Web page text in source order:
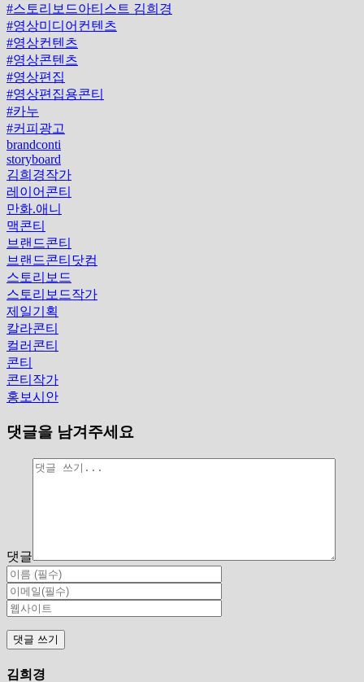
#스토리보드아티스트 김희경
#영상미디어컨텐츠
#영상컨텐츠
#영상콘텐츠
#영상편집
#영상편집용콘티
#카누
#커피광고
brandconti
storyboard
김희경작가
레이어콘티
만화.애니
맥콘티
브랜드콘티
브랜드콘티닷컴
스토리보드
스토리보드작가
제일기획
칼라콘티
컬러콘티
콘티
콘티작가
홍보시안
댓글을 남겨주세요
댓글
김희경